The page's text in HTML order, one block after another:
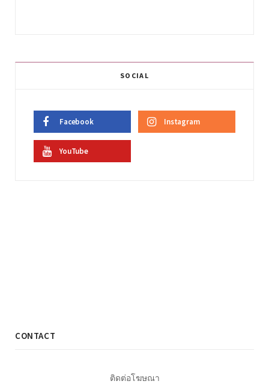
SOCIAL
Facebook Instagram
YouTube
CONTACT
ติดต่อโฆษณา